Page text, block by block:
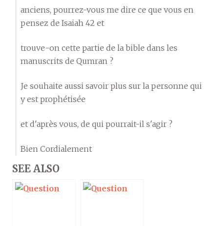
anciens, pourrez-vous me dire ce que vous en
pensez de Isaiah 42 et
trouve-on cette partie de la bible dans les
manuscrits de Qumran ?
Je souhaite aussi savoir plus sur la personne qui
y est prophétisée
et d'après vous, de qui pourrait-il s'agir ?
Bien Cordialement
SEE ALSO